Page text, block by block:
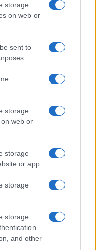
storage
on web or
sent to
storage
web or
storage
or app.
storage
storage
and other
πάθημα να γίνει
για την Πέμπτη 6/8
δολαρίων σε
Ομάν για το Στενό
σημεία